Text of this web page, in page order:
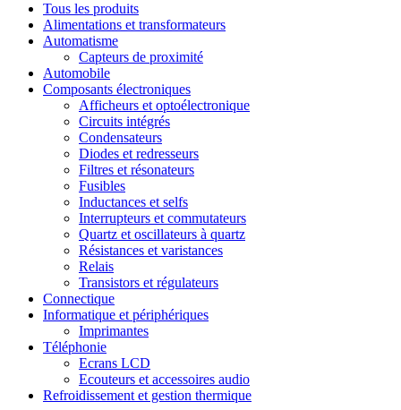
Tous les produits
Alimentations et transformateurs
Automatisme
Capteurs de proximité
Automobile
Composants électroniques
Afficheurs et optoélectronique
Circuits intégrés
Condensateurs
Diodes et redresseurs
Filtres et résonateurs
Fusibles
Inductances et selfs
Interrupteurs et commutateurs
Quartz et oscillateurs à quartz
Résistances et varistances
Relais
Transistors et régulateurs
Connectique
Informatique et périphériques
Imprimantes
Téléphonie
Ecrans LCD
Ecouteurs et accessoires audio
Refroidissement et gestion thermique